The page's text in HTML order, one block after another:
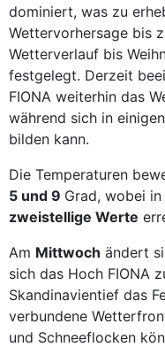
dominiert, was zu
Wettervorhersage bis
Wetterverlauf bis
festgelegt. Derzeit
FIONA weiterhin das
während sich in
bilden kann.
Die Temperaturen
5 und 9 Grad, wobei in
zweistellige Werte
Am Mittwoch ändert
sich das Hoch FIONA
Skandinavientief das
verbundene
und Schneeflocken